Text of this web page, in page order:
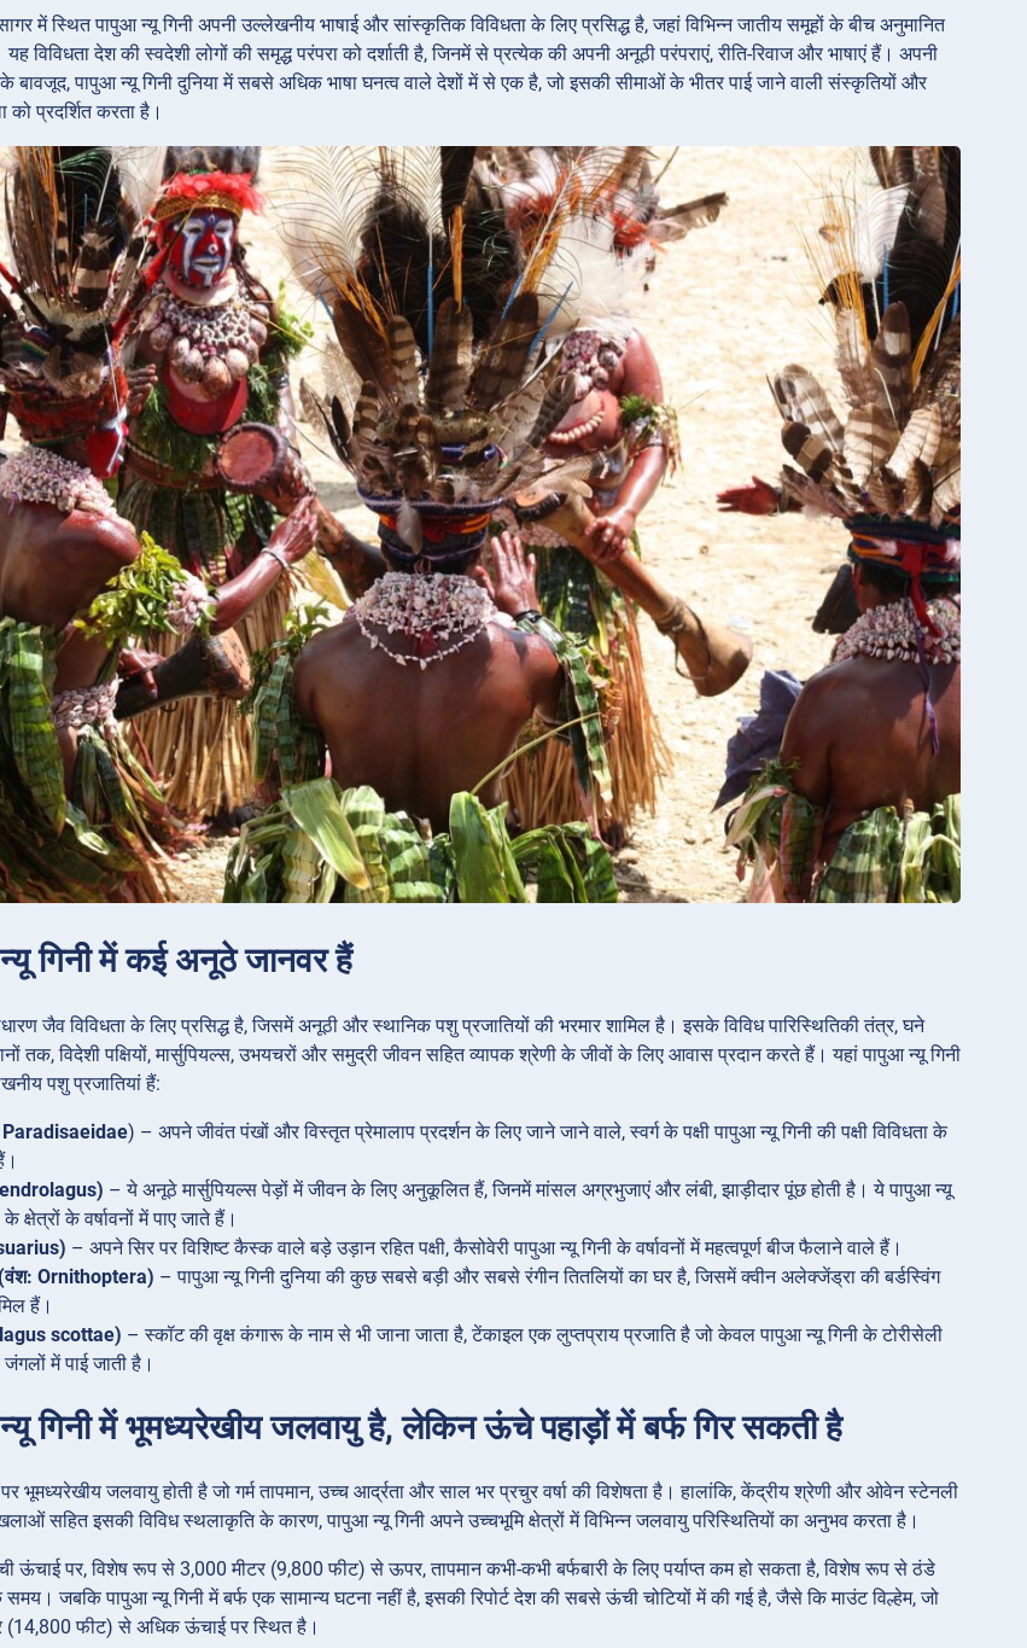
में स्थित पापुआ न्यू गिनी अपनी उल्लेखनीय भाषाई और सांस्कृतिक विविधता के लिए प्रसिद्ध है, जहां विभिन्न जातीय समूहों के बीच अनुमानित
यह विविधता देश की स्वदेशी लोगों की समृद्ध परंपरा को दर्शाती है, जिनमें से प्रत्येक की अपनी अनूठी परंपराएं, रीति-रिवाज और भाषाएं हैं। अपनी
बावजूद, पापुआ न्यू गिनी दुनिया में सबसे अधिक भाषा घनत्व वाले देशों में से एक है, जो इसकी सीमाओं के भीतर पाई जाने वाली संस्कृतियों और
प्रदर्शित करता है।
गिनी में कई अनूठे जानवर हैं
जैव विविधता के लिए प्रसिद्ध है, जिसमें अनूठी और स्थानिक पशु प्रजातियों की भरमार शामिल है। इसके विविध पारिस्थितिकी तंत्र, घने
तक, विदेशी पक्षियों, मार्सुपियल्स, उभयचरों और समुद्री जीवन सहित व्यापक श्रेणी के जीवों के लिए आवास प्रदान करते हैं। यहां पापुआ न्यू गिनी
पशु प्रजातियां हैं:
Paradisaeidae) – अपने जीवंत पंखों और विस्तृत प्रेमालाप प्रदर्शन के लिए जाने जाने वाले, स्वर्ग के पक्षी पापुआ न्यू गिनी की पक्षी विविधता के
– ये अनूठे मार्सुपियल्स पेड़ों में जीवन के लिए अनुकूलित हैं, जिनमें मांसल अग्रभुजाएं और लंबी, झाड़ीदार पूंछ होती है। ये पापुआ न्यू
के वर्षावनों में पाए जाते हैं।
– अपने सिर पर विशिष्ट कैस्क वाले बड़े उड़ान रहित पक्षी, कैसोवेरी पापुआ न्यू गिनी के वर्षावनों में महत्वपूर्ण बीज फैलाने वाले हैं।
(वंश: Ornithoptera) – पापुआ न्यू गिनी दुनिया की कुछ सबसे बड़ी और सबसे रंगीन तितलियों का घर है, जिसमें क्वीन अलेक्जेंड्रा की बर्डस्विंग
हैं।
scottae) – स्कॉट की वृक्ष कंगारू के नाम से भी जाना जाता है, टेंकाइल एक लुप्तप्राय प्रजाति है जो केवल पापुआ न्यू गिनी के टोरीसेली
में पाई जाती है।
गिनी में भूमध्यरेखीय जलवायु है, लेकिन ऊंचे पहाड़ों में बर्फ गिर सकती है
भूमध्यरेखीय जलवायु होती है जो गर्म तापमान, उच्च आर्द्रता और साल भर प्रचुर वर्षा की विशेषता है। हालांकि, केंद्रीय श्रेणी और ओवेन स्टेनली
सहित इसकी विविध स्थलाकृति के कारण, पापुआ न्यू गिनी अपने उच्चभूमि क्षेत्रों में विभिन्न जलवायु परिस्थितियों का अनुभव करता है।
ऊंचाई पर, विशेष रूप से 3,000 मीटर (9,800 फीट) से ऊपर, तापमान कभी-कभी बर्फबारी के लिए पर्याप्त कम हो सकता है, विशेष रूप से ठंडे
जबकि पापुआ न्यू गिनी में बर्फ एक सामान्य घटना नहीं है, इसकी रिपोर्ट देश की सबसे ऊंची चोटियों में की गई है, जैसे कि माउंट विल्हेम, जो
फीट) से अधिक ऊंचाई पर स्थित है।